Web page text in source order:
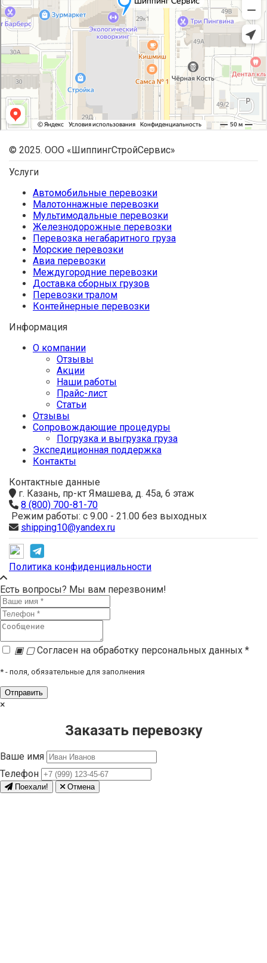
© 2025. ООО «ШиппингСтройСервис»
Услуги
Автомобильные перевозки
Малотоннажные перевозки
Мультимодальные перевозки
Железнодорожные перевозки
Перевозка негабаритного груза
Морские перевозки
Авиа перевозки
Междугородние перевозки
Доставка сборных грузов
Перевозки тралом
Контейнерные перевозки
Информация
О компании
Отзывы
Акции
Наши работы
Прайс-лист
Статьи
Отзывы
Сопровождающие процедуры
Погрузка и выгрузка груза
Экспедиционная поддержка
Контакты
Контактные данные
г. Казань, пр-кт Ямашева, д. 45а, 6 этаж
8 (800) 700-81-70
Режим работы: с 9.00 - 21.00 без выходных
shipping10@yandex.ru
Политика конфиденциальности
Есть вопросы? Мы вам перезвоним!
▣ ▢Согласен на обработку персональных данных *
* - поля, обязательные для заполнения
×
Заказать перевозку
Ваше имя
Телефон
Поехали! Отмена